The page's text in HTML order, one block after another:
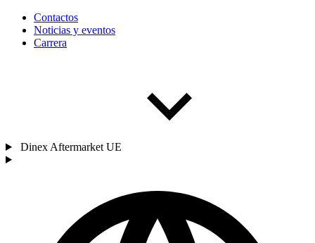
Contactos
Noticias y eventos
Carrera
Dinex Aftermarket UE